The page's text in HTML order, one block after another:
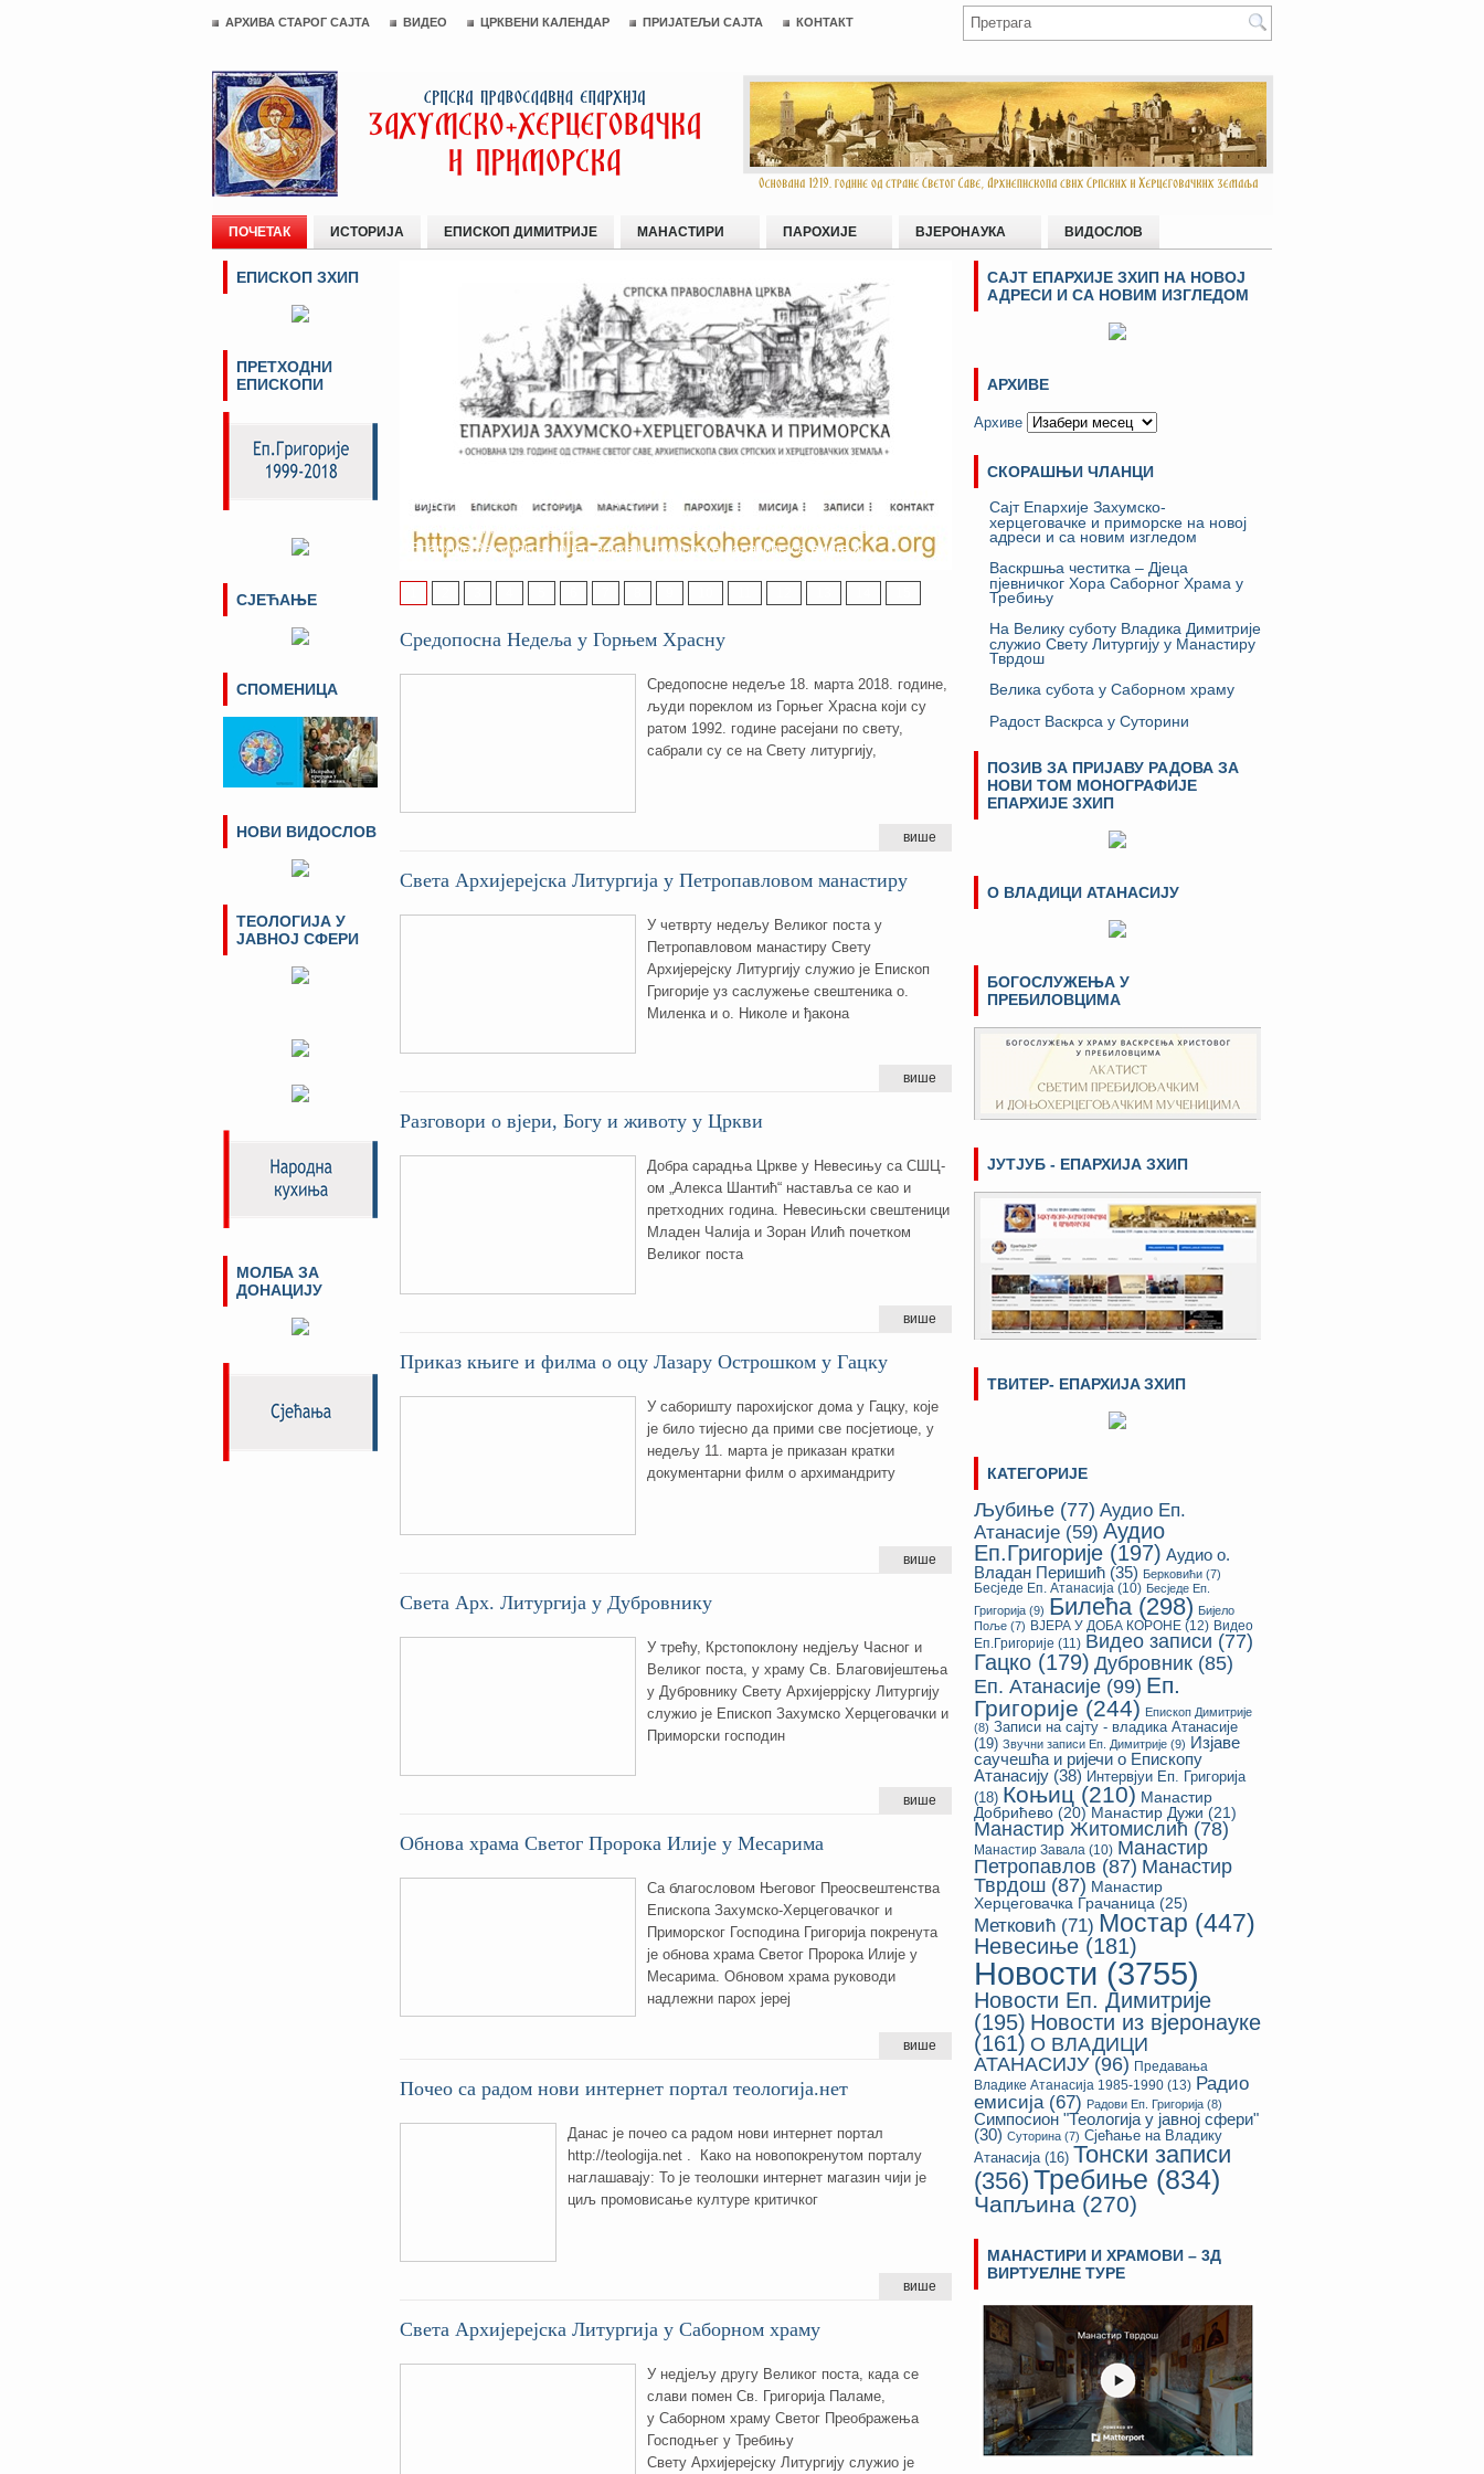
АРХИВА СТАРОГ САЈТА ВИДЕО ЦРКВЕНИ КАЛЕНДАР ПРИЈАТЕЉИ САЈТА КОНТАКТ
ПОЧЕТАК ИСТОРИЈА ЕПИСКОП ДИМИТРИЈЕ МАНАСТИРИ ПАРОХИЈЕ ВЈЕРОНАУКА ВИДОСЛОВ
адреси и са новим изгледом
Поштовани посјетиоци, од Васкрса ове године интернет презентација
Епархије Захумско-херцеговачке и приморске налазиће севише »
Средопосна Недеља у Горњем Храсну
Средопосне недеље 18. марта 2018. године,
људи пореклом из Горњег Храсна који су
ратом 1992. године расејани по свету,
сабрали су се на Свету литургију,
више
Светa Архијерејскa Литургијa у Петропавловом манастиру
У четврту недељу Великог поста у
Петропавловом манастиру Свету
Архијерејску Литургију служио је Епископ
Григорије уз саслужење свештеника о.
Миленка и о. Николе и ђакона
више
Разговори о вјери, Богу и животу у Цркви
Добра сарадња Цркве у Невесињу са СШЦ-
ом „Алекса Шантић“ наставља се као и
претходних година. Невесињски свештеници
Младен Чалија и Зоран Илић почетком
Великог поста
више
Приказ књиге и филма о оцу Лазару Острошком у Гацку
У саборишту парохијског дома у Гацку, које
је билo тијесно да прими све посјетиоце, у
недељу 11. марта је приказан кратки
документарни филм о архимандриту
више
Света Арх. Литургија у Дубровнику
У трећу, Крстопоклону недјељу Часног и
Великог поста, у храму Св. Благовијештења
у Дубровнику Свету Архијеррјску Литургију
служио је Епископ Захумско Херцеговачки и
Приморски господин
више
Oбнова храма Светог Пророка Илије у Месарима
Са благословом Његовог Преосвештенства
Епископа Захумско-Херцеговачког и
Приморског Господина Григорија покренута
је обнова храма Светог Пророка Илије у
Месарима. Обновом храма руководи
надлежни парох јереј
више
Почео са радом нови интернет портал теологија.нет
Данас је почео са радом нови интернет портал
http://teologija.net . Како на новопокренутом порталу
наглашавају: То је теолошки интернет магазин чији је
циљ промовисање културе критичког
више
Света Архијерејска Литургија у Саборном храму
У недјељу другу Великог поста, када се
слави помен Св. Григорија Паламе,
у Саборном храму Светог Преображења
Господњег у Требињу
Свету Архијерејску Литургију служио је
ЕПИСКОП ЗХИП
ПРЕТХОДНИ
ЕПИСКОПИ
СЈЕЋАЊЕ
СПОМЕНИЦА
НОВИ ВИДОСЛОВ
ТЕОЛОГИЈА У
ЈАВНОЈ СФЕРИ
МОЛБА ЗА
ДОНАЦИЈУ
САЈТ ЕПАРХИЈЕ ЗХИП НА НОВОЈ
АДРЕСИ И СА НОВИМ ИЗГЛЕДОМ
АРХИВЕ
Архиве
СКОРАШЊИ ЧЛАНЦИ
Сајт Епархије Захумско-
херцеговачке и приморске на новој
адреси и са новим изгледом
Васкршња честитка – Дјеца
пјевничког Хора Саборног Храма у
Требињу
На Велику суботу Владика Димитрије
служио Свету Литургију у Манастиру
Тврдош
Велика субота у Саборном храму
Радост Васкрса у Суторини
ПОЗИВ ЗА ПРИЈАВУ РАДОВА ЗА
НОВИ ТОМ МОНОГРАФИЈЕ
ЕПАРХИЈЕ ЗХИП
О ВЛАДИЦИ АТАНАСИЈУ
БОГОСЛУЖЕЊА У
ПРЕБИЛОВЦИМА
ЈУТЈУБ - ЕПАРХИЈА ЗХИП
ТВИТЕР- ЕПАРХИЈA ЗХИП
КАТЕГОРИЈЕ
Љубиње (77) Аудио Еп.
Атанасије (59) Аудио
Еп.Григорије (197) Аудио о.
Владан Перишић (35) Берковићи (7)
Бесједе Еп. Атанасија (10) Бесједе Еп.
Григорија (9) Билећа(298) Бијело
Поље (7) ВЈЕРА У ДОБА КОРОНЕ (12) Видео
Еп.Григорије (11) Видео записи (77)
Гацко (179) Дубровник (85)
Еп. Атанасије (99) Еп.
Григорије (244) Епископ Димитрије
(8) Записи на сајту - владика Атанасије
(19) Звучни записи Еп. Димитрије (9) Изјаве
саучешћа и ријечи о Епископу
Атанасију (38) Интервјуи Еп. Григорија
(18) Коњиц (210) Манастир
Добрићево (20) Манастир Дужи (21)
Манастир Житомислић (78)
Манастир Завала (10) Манастир
Петропавлов (87) Манастир
Тврдош (87) Манастир
Херцеговачка Грачаница (25)
Метковић (71) Мостар (447)
Невесиње (181)
Новости (3755)
Новости Еп. Димитрије
(195) Новости из вјеронауке
(161) О ВЛАДИЦИ
АТАНАСИЈУ(96) Предавања
Владике Атанасија 1985-1990 (13) Радио
емисија(67) Радови Еп. Григорија (8)
Симпосион "Теологија у јавној сфери"
(30) Суторина (7) Сјећање на Владику
Атанасија(16) Тонски записи
(356) Требиње (834)
Чапљина (270)
МАНАСТИРИ И ХРАМОВИ – 3Д
ВИРТУЕЛНЕ ТУРЕ